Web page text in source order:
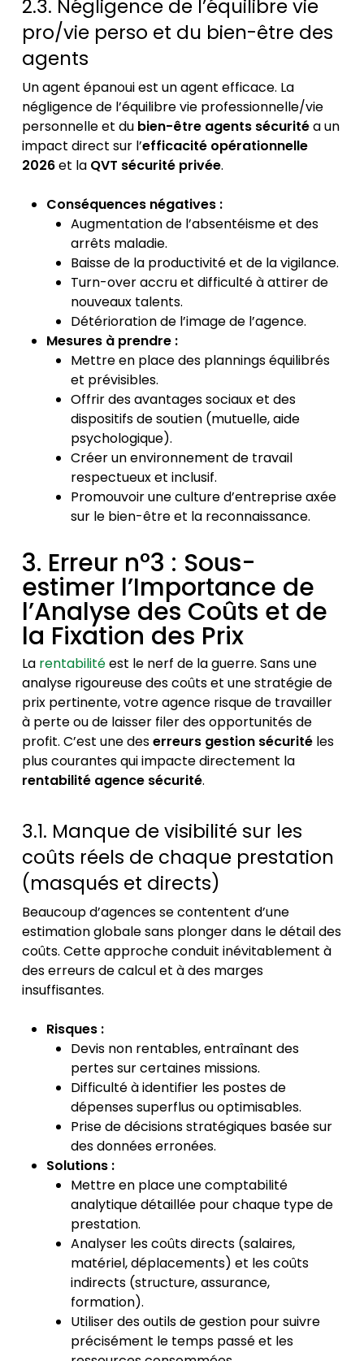
2.3. Négligence de l’équilibre vie
pro/vie perso et du bien-être des
agents
Un agent épanoui est un agent efficace. La
négligence de l’équilibre vie professionnelle/vie
personnelle et du bien-être agents sécuritéa un
impact direct sur l’efficacité opérationnelle
2026et la QVT sécurité privée.
Conséquences négatives :
Augmentation de l’absentéisme et des
arrêts maladie.
Baisse de la productivité et de la vigilance.
Turn-over accru et difficulté à attirer de
nouveaux talents.
Détérioration de l’image de l’agence.
Mesures à prendre :
Mettre en place des plannings équilibrés
et prévisibles.
Offrir des avantages sociaux et des
dispositifs de soutien (mutuelle, aide
psychologique).
Créer un environnement de travail
respectueux et inclusif.
Promouvoir une culture d’entreprise axée
sur le bien-être et la reconnaissance.
3. Erreur n°3 : Sous-
estimer l’Importance de
l’Analyse des Coûts et de
la Fixation des Prix
La rentabilitéest le nerf de la guerre. Sans une
analyse rigoureuse des coûts et une stratégie de
prix pertinente, votre agence risque de travailler
à perte ou de laisser filer des opportunités de
profit. C’est une deserreurs gestion sécuritéles
plus courantes qui impacte directement la
rentabilité agence sécurité.
3.1. Manque de visibilité sur les
coûts réels de chaque prestation
(masqués et directs)
Beaucoup d’agences se contentent d’une
estimation globale sans plonger dans le détail des
coûts. Cette approche conduit inévitablement à
des erreurs de calcul et à des marges
insuffisantes.
Risques :
Devis non rentables, entraînant des
pertes sur certaines missions.
Difficulté à identifier les postes de
dépenses superflus ou optimisables.
Prise de décisions stratégiques basée sur
des données erronées.
Solutions :
Mettre en place une comptabilité
analytique détaillée pour chaque type de
prestation.
Analyser les coûts directs (salaires,
matériel, déplacements) et les coûts
indirects (structure, assurance,
formation).
Utiliser des outils de gestion pour suivre
précisément le temps passé et les